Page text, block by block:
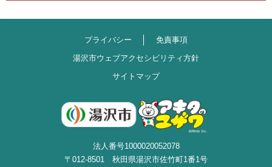
プライバシー
免責事項
湯沢市ウェブアクセシビリティ方針
サイトマップ
法人番号1000020052078
〒012-8501 秋田県湯沢市佐竹町1番1号